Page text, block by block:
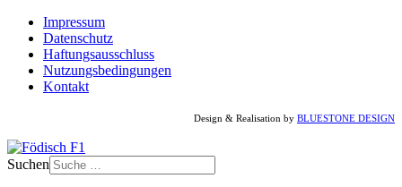
Impressum
Datenschutz
Haftungsausschluss
Nutzungsbedingungen
Kontakt
Design & Realisation by BLUESTONE DESIGN
Suchen